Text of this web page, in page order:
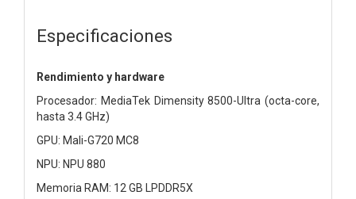
Especificaciones
Rendimiento y hardware
Procesador: MediaTek Dimensity 8500-Ultra (octa-core,
hasta 3.4 GHz)
GPU: Mali-G720 MC8
NPU: NPU 880
Memoria RAM: 12 GB LPDDR5X